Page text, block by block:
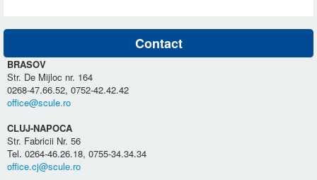
Contact
BRASOV
Str. De Mijloc nr. 164
0268-47.66.52, 0752-42.42.42
office@scule.ro
CLUJ-NAPOCA
Str. Fabricii Nr. 56
Tel. 0264-46.26.18, 0755-34.34.34
office.cj@scule.ro